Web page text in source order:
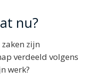
nu?
zijn
verdeeld volgens
werk?